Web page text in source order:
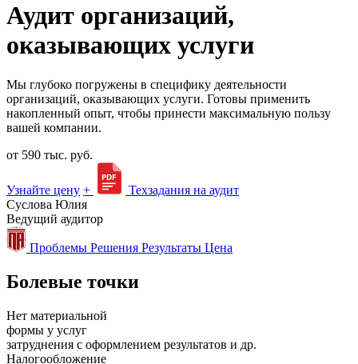
Аудит организаций,
оказывающих услуги
Мы глубоко погружены в специфику деятельности
организаций, оказывающих услуги. Готовы применить
накопленный опыт, чтобы принести максимальную пользу
вашей компании.
от 590 тыс. руб.
Узнайте цену +
Техзадания на аудит
Суслова Юлия
Ведущий аудитор
Проблемы Решения Результаты Цена
Болевые точки
Нет материальной
формы у услуг
затруднения с оформлением результатов и др.
Налогообложение